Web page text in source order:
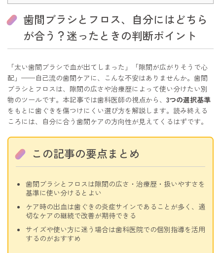
歯間ブラシとフロス、自分にはどちら
が合う？迷ったときの判断ポイント
「太い歯間ブラシで血が出てしまった」「隙間が広がりそうで心
配」——自己流の歯間ケアに、こんな不安はありませんか。歯間
ブラシとフロスは、隙間の広さや治療歴によって使い分けたい別
物のツールです。本記事では歯科医師の視点から、 3つの選択基準
をもとに歯ぐきを傷つけにくい選び方を解説します。読み終える
ころには、自分に合う歯間ケアの方向性が見えてくるはずです。
この記事の要点まとめ
歯間ブラシとフロスは隙間の広さ・治療歴・扱いやすさを
基準に使い分けるとよい
ケア時の出血は歯ぐきの炎症サインであることが多く、適
切なケアの継続で改善が期待できる
サイズや使い方に迷う場合は歯科医院での個別指導を活用
するのがおすすめ